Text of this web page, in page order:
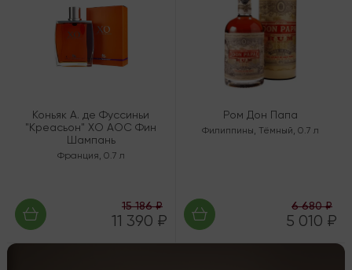
Коньяк А. де Фуссиньи
"Креасьон" ХО AOC Фин
Шампань
Франция, 0.7 л
15 186 ₽
11 390 ₽
Ром Дон Папа
Филиппины, Тёмный, 0.7 л
6 680 ₽
5 010 ₽